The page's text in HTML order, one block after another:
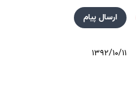
ارسال پیام
۱۳۹۲/۱۰/۱۱